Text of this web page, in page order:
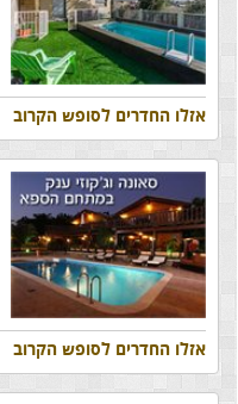
אזלו החדרים לסופש הקרוב
אזלו החדרים לסופש הקרוב